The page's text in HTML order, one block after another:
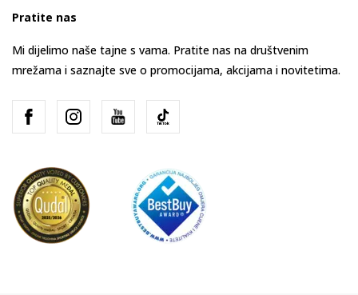
Pratite nas
Mi dijelimo naše tajne s vama. Pratite nas na društvenim
mrežama i saznajte sve o promocijama, akcijama i novitetima.